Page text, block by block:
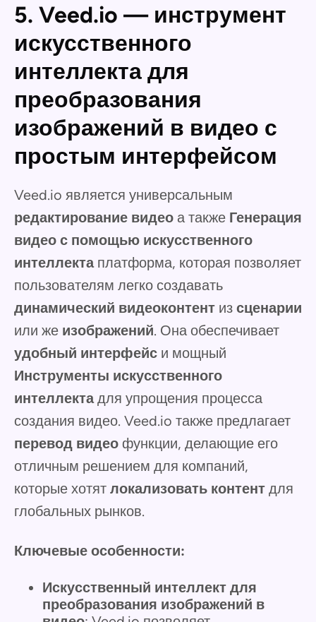
5. Veed.io — инструмент
искусственного
интеллекта для
преобразования
изображений в видео с
простым интерфейсом
Veed.io является универсальным
редактирование видео а также Генерация
видео с помощью искусственного
интеллектаплатформа, которая позволяет
пользователям легко создавать
динамический видеоконтент из сценарии
или же изображений. Она обеспечивает
удобный интерфейс и мощный
Инструменты искусственного
интеллектадля упрощения процесса
создания видео. Veed.io также предлагает
перевод видео функции, делающие его
отличным решением для компаний,
которые хотят локализовать контент для
глобальных рынков.
Ключевые особенности:
Искусственный интеллект для
преобразования изображений в